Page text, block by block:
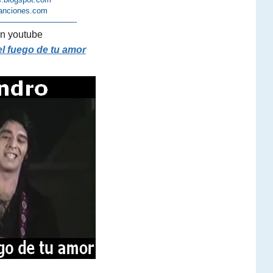
youtube
fuego de tu amor